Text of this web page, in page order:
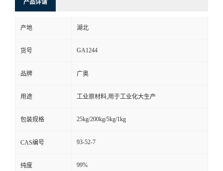
产品详请
产地 湖北
货号 GA1244
品牌 广奥
用途 工业原材料,用于工业化大生产
包装规格 25kg/200kg/5kg/1kg
CAS编号 93-52-7
纯度 99%